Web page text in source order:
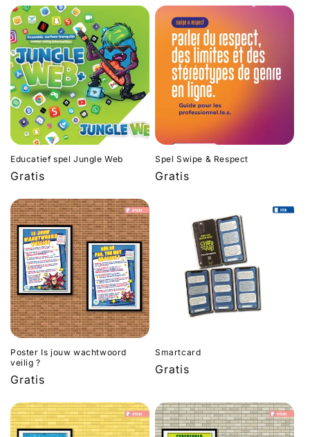
Educatief spel Jungle Web
Normale
Gratis
Spel Swipe & Respect
Normale
Gratis
Poster Is jouw wachtwoord
veilig ?
Normale
Gratis
Smartcard
Normale
Gratis